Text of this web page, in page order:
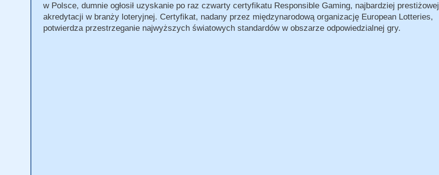
w Polsce, dumnie ogłosił uzyskanie po raz czwarty certyfikatu Responsible Gaming, najbardziej prestiżowej
akredytacji w branży loteryjnej. Certyfikat, nadany przez międzynarodową organizację European Lotteries,
potwierdza przestrzeganie najwyższych światowych standardów w obszarze odpowiedzialnej gry.